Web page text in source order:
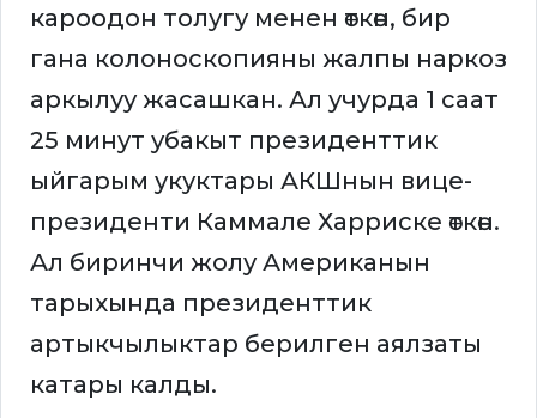
кароодон толугу менен өткөн, бир
гана колоноскопияны жалпы наркоз
аркылуу жасашкан. Ал учурда 1 саат
25 минут убакыт президенттик
ыйгарым укуктары АКШнын вице-
президенти Каммале Харриске өткөн.
Ал биринчи жолу Американын
тарыхында президенттик
артыкчылыктар берилген аялзаты
катары калды.